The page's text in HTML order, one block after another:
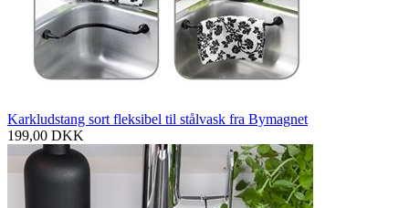
Karkludstang sort fleksibel til stålvask fra Bymagnet
199,00 DKK